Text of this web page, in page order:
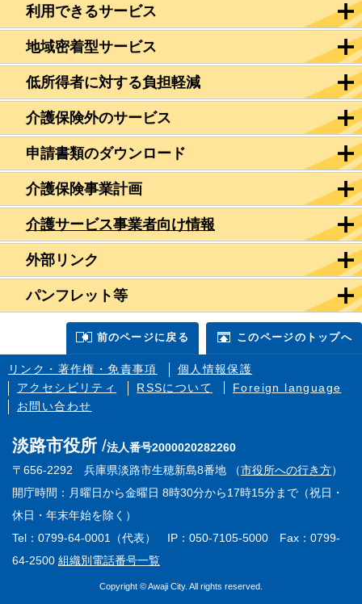
利用できるサービス
地域密着型サービス
低所得者に対する負担軽減
介護保険外のサービス
申請書類のダウンロード
介護保険事業計画
介護サービス事業者向け情報
外部リンク
パンフレット等
前のページに戻る このページのトップへ
リンク・著作権・免責事項
個人情報保護
アクセシビリティ
RSSについて
Foreign language
お問い合わせ
淡路市役所
法人番号2000020282260
〒656-2292 兵庫県淡路市生穂新島8番地 （市役所への行き方）
開庁時間：月曜日から金曜日 8時30分から17時15分まで（祝日・
休日・年末年始を除く）
Tel：0799-64-0001（代表） IP：050-7105-5000 Fax：0799-
64-2500 組織別電話番号一覧
Copyright © Awaji City. All rights reserved.